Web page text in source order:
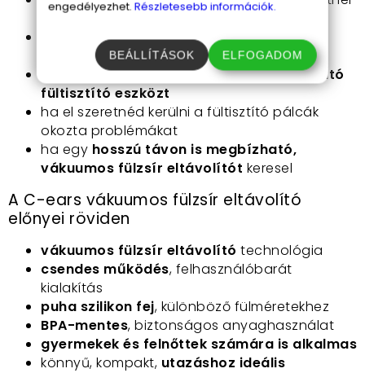
otthon
ha fontos számodra acsendes,
fájdalommentes fültisztítás
ha gyermekednek is keresel egymegbízható
fültisztító eszközt
ha el szeretnéd kerülni a fültisztító pálcák
okozta problémákat
ha egy hosszú távon is megbízható,
vákuumos fülzsír eltávolítót keresel
A C-ears vákuumos fülzsír eltávolító
előnyei röviden
vákuumos fülzsír eltávolító technológia
csendes működés, felhasználóbarát
kialakítás
puha szilikon fej, különböző fülméretekhez
BPA-mentes, biztonságos anyaghasználat
gyermekek és felnőttek számára is alkalmas
könnyű, kompakt, utazáshoz ideális
engedélyezhet. Részletesebb információk.
BEÁLLÍTÁSOK ELFOGADOM